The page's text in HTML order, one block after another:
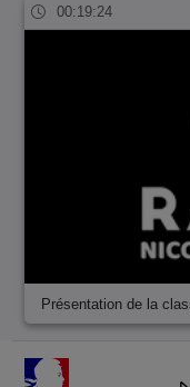
00:19:24
Présentation de la